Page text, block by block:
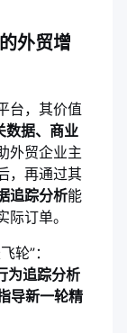
外贸增
台，其价值
数据、商业
外贸企业主
，再通过其
追踪分析能
订单。
轮”：
为追踪分析
导新一轮精